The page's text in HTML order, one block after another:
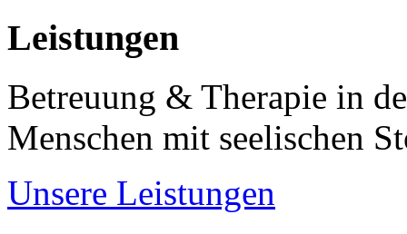
Leistungen
Betreuung & Therapie in
Menschen mit seelischen
Unsere Leistungen